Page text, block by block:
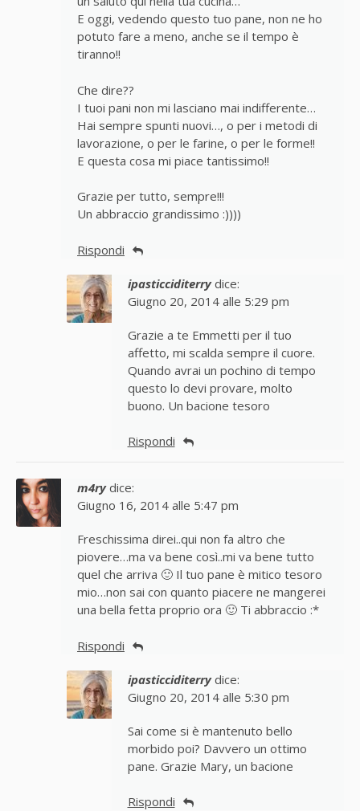
E oggi, vedendo questo tuo pane, non ne ho
potuto fare a meno, anche se il tempo è
tiranno!!
Che dire??
I tuoi pani non mi lasciano mai indifferente…
Hai sempre spunti nuovi…, o per i metodi di
lavorazione, o per le farine, o per le forme!!
E questa cosa mi piace tantissimo!!
Grazie per tutto, sempre!!!
Un abbraccio grandissimo :))))
Rispondi
ipasticciditerry dice:
Giugno 20, 2014 alle 5:29 pm
Grazie a te Emmetti per il tuo
affetto, mi scalda sempre il cuore.
Quando avrai un pochino di tempo
questo lo devi provare, molto
buono. Un bacione tesoro
Rispondi
m4ry dice:
Giugno 16, 2014 alle 5:47 pm
Freschissima direi..qui non fa altro che
piovere…ma va bene così..mi va bene tutto
quel che arriva 🙂 Il tuo pane è mitico tesoro
mio…non sai con quanto piacere ne mangerei
una bella fetta proprio ora 🙂 Ti abbraccio :*
Rispondi
ipasticciditerry dice:
Giugno 20, 2014 alle 5:30 pm
Sai come si è mantenuto bello
morbido poi? Davvero un ottimo
pane. Grazie Mary, un bacione
Rispondi